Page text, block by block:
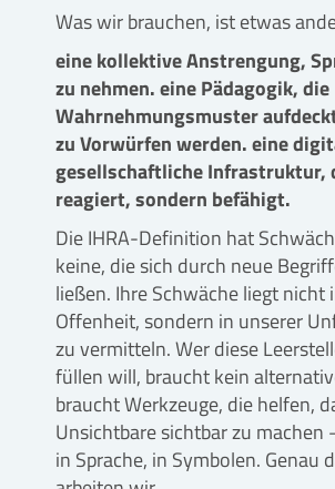
Was wir brauchen, ist etwas
eine kollektive Anstrengung,
zu nehmen. eine Pädagogik, die
Wahrnehmungsmuster
zu Vorwürfen werden. eine
gesellschaftliche Infrastruktur,
reagiert, sondern befähigt.
Die IHRA-Definition hat
keine, die sich durch neue
ließen. Ihre Schwäche liegt nicht
Offenheit, sondern in unserer
zu vermitteln. Wer diese
füllen will, braucht kein
braucht Werkzeuge, die helfen,
Unsichtbare sichtbar zu machen
in Sprache, in Symbolen. Genau